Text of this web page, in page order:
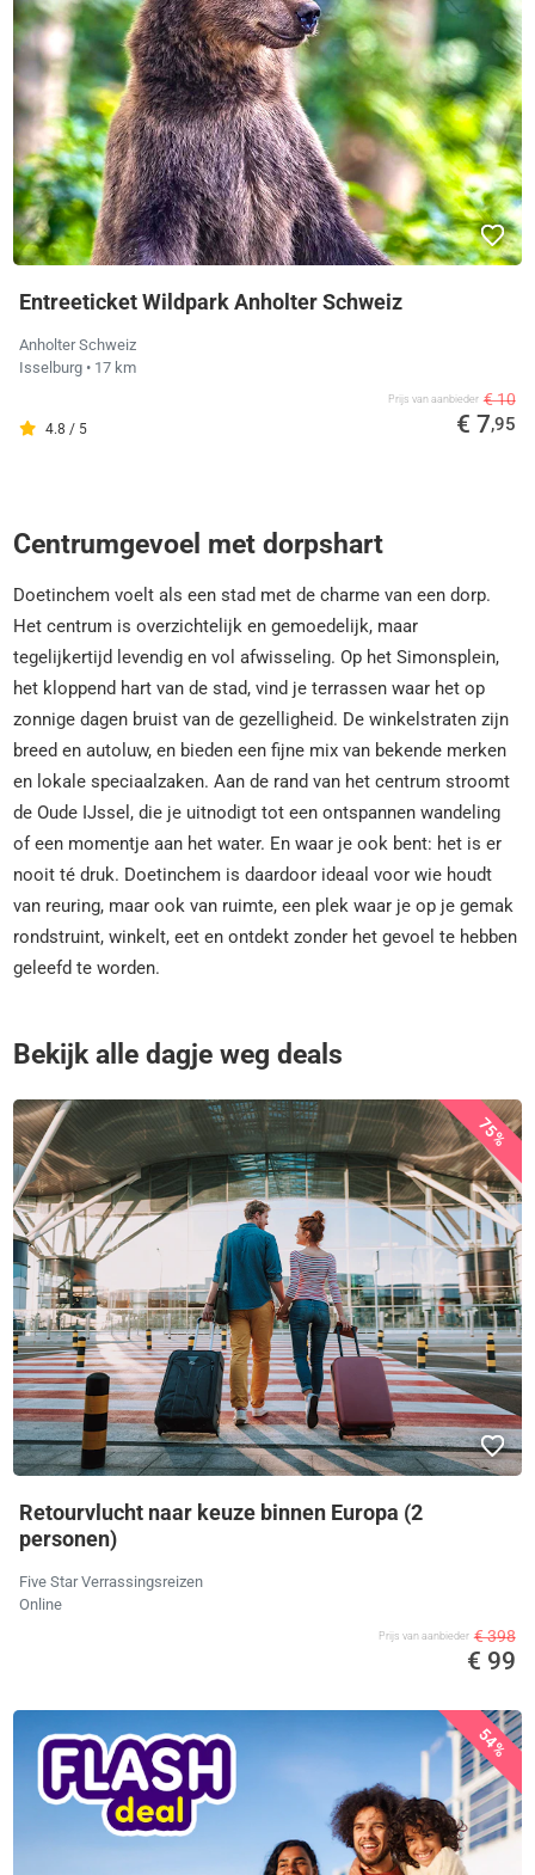
Entreeticket Wildpark Anholter Schweiz
Anholter Schweiz
Isselburg • 17 km
4.8 / 5
Prijs van aanbieder € 10
€ 7,95
Centrumgevoel met dorpshart
Doetinchem voelt als een stad met de charme van een dorp.
Het centrum is overzichtelijk en gemoedelijk, maar
tegelijkertijd levendig en vol afwisseling. Op het Simonsplein,
het kloppend hart van de stad, vind je terrassen waar het op
zonnige dagen bruist van de gezelligheid. De winkelstraten zijn
breed en autoluw, en bieden een fijne mix van bekende merken
en lokale speciaalzaken. Aan de rand van het centrum stroomt
de Oude IJssel, die je uitnodigt tot een ontspannen wandeling
of een momentje aan het water. En waar je ook bent: het is er
nooit té druk. Doetinchem is daardoor ideaal voor wie houdt
van reuring, maar ook van ruimte, een plek waar je op je gemak
rondstruint, winkelt, eet en ontdekt zonder het gevoel te hebben
geleefd te worden.
Bekijk alle dagje weg deals
75%
Retourvlucht naar keuze binnen Europa (2
personen)
Five Star Verrassingsreizen
Online
Prijs van aanbieder € 398
€ 99
54%